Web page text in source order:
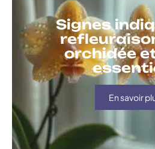
Signes
orchidée
En savoir